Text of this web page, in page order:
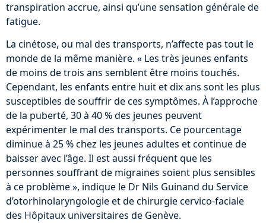
transpiration accrue, ainsi qu’une sensation générale de
fatigue.
La cinétose, ou mal des transports, n’affecte pas tout le
monde de la même manière. « Les très jeunes enfants
de moins de trois ans semblent être moins touchés.
Cependant, les enfants entre huit et dix ans sont les plus
susceptibles de souffrir de ces symptômes. À l’approche
de la puberté, 30 à 40 % des jeunes peuvent
expérimenter le mal des transports. Ce pourcentage
diminue à 25 % chez les jeunes adultes et continue de
baisser avec l’âge. Il est aussi fréquent que les
personnes souffrant de migraines soient plus sensibles
à ce problème », indique le Dr Nils Guinand du Service
d’otorhinolaryngologie et de chirurgie cervico-faciale
des Hôpitaux universitaires de Genève.